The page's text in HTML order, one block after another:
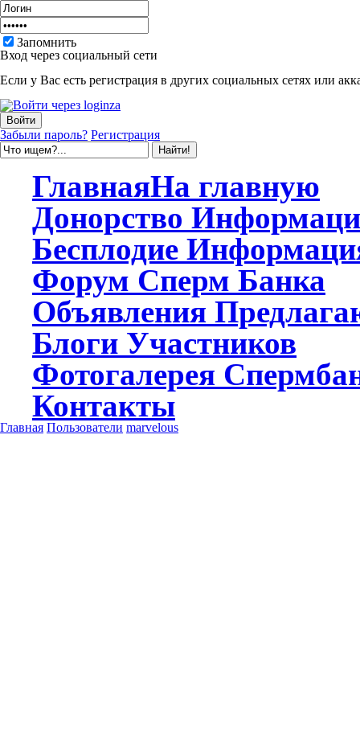
Запомнить
Вход через социальный сети
Если у Вас есть регистрация в других социальных сетях или
Забыли пароль? Регистрация
ГлавнаяНа главную
Донорство
Бесплодие
Форум Сперм Банка
Объявления
Блоги Участников
Фотогалерея
Контакты
Главная Пользователи marvelous